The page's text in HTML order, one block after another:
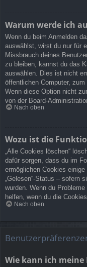
Warum werde ich
Wenn du beim Anmelden
auswählst, wirst du nur für
Missbrauch deines
zu bleiben, kannst du das
auswählen. Dies ist nicht
öffentlichen Computer,
Wenn diese Option nicht
von der Board-
Nach oben
Wozu ist die
„Alle Cookies löschen“
dafür sorgen, dass du im
ermöglichen Cookies
„Gelesen“-Status – sofern
wurden. Wenn du
helfen, wenn du die
Nach oben
Wie kann ich